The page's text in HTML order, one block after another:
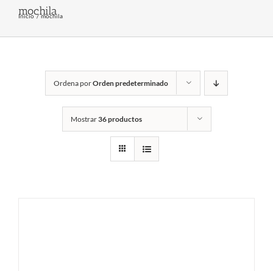
mochila
Inicio mochila
Ordena porOrden predeterminado
Mostrar36 productos